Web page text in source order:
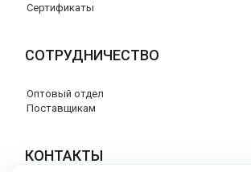
Сертификаты
СОТРУДНИЧЕСТВО
Оптовый отдел
Поставщикам
КОНТАКТЫ